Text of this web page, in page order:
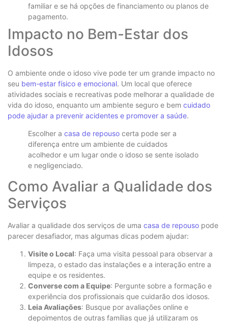
familiar e se há opções de financiamento ou planos de
pagamento.
Impacto no Bem-Estar dos
Idosos
O ambiente onde o idoso vive pode ter um grande impacto no
seu bem-estar físico e emocional. Um local que oferece
atividades sociais e recreativas pode melhorar a qualidade de
vida do idoso, enquanto um ambiente seguro e bem cuidado
pode ajudar a prevenir acidentes e promover a saúde.
Escolher a casa de repouso certa pode ser a
diferença entre um ambiente de cuidados
acolhedor e um lugar onde o idoso se sente isolado
e negligenciado.
Como Avaliar a Qualidade dos
Serviços
Avaliar a qualidade dos serviços de uma casa de repouso pode
parecer desafiador, mas algumas dicas podem ajudar:
Visite o Local: Faça uma visita pessoal para observar a
limpeza, o estado das instalações e a interação entre a
equipe e os residentes.
Converse com a Equipe: Pergunte sobre a formação e
experiência dos profissionais que cuidarão dos idosos.
Leia Avaliações: Busque por avaliações online e
depoimentos de outras famílias que já utilizaram os